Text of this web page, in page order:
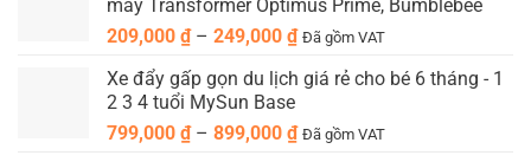
265,000 ₫.
là:
199,000 ₫.
máy Transformer Optimus Prime, Bumblebee
209,000 ₫ – 249,000 ₫Khoảng
từ
đến
Đã gồm VAT
Xe đẩy gấp gọn du lịch giá rẻ cho bé 6 tháng - 1
2 3 4 tuổi MySun Base
799,000 ₫ – 899,000 ₫Khoảng
Đã gồm VAT